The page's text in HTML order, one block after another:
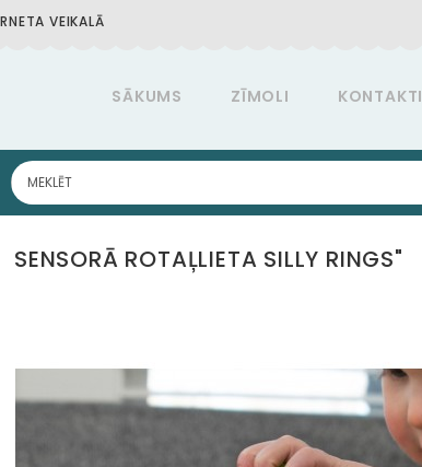
VEIKALĀ
SĀKUMS ZĪMOLI KONTAKTI
SENSORĀ ROTAĻLIETA SILLY RINGS"